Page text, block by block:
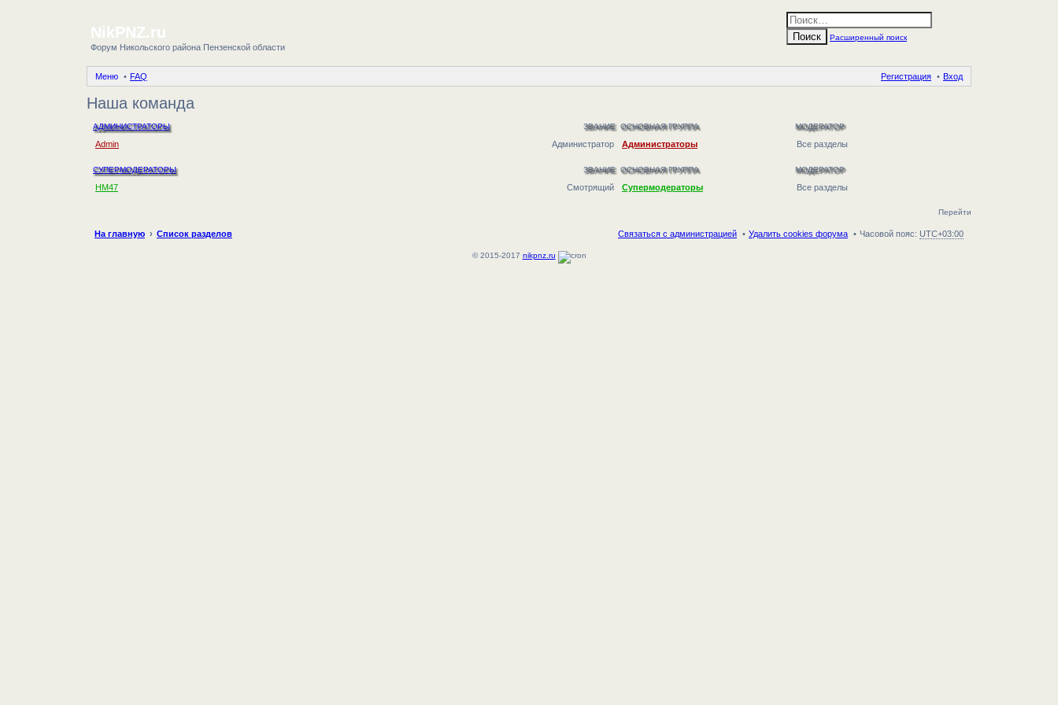
NikPNZ.ru
Форум Никольского района Пензенской области
Поиск Расширенный поиск
Меню FAQ Вход
Регистрация
Наша команда
ЗВАНИЕ
АДМИНИСТРАТОРЫ ОСНОВНАЯ ГРУППА МОДЕРАТОР
Администратор
Admin Администраторы Все разделы
ЗВАНИЕ
СУПЕРМОДЕРАТОРЫ ОСНОВНАЯ ГРУППА МОДЕРАТОР
Смотрящий
HM47 Супермодераторы Все разделы
Перейти
На главную Список разделов Часовой пояс: UTC+03:00
Удалить cookies форума
Связаться с администрацией
© 2015-2017 nikpnz.ru